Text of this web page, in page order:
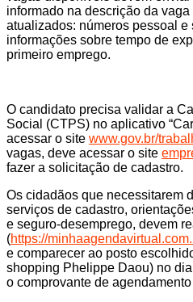
informado na descrição da
atualizados: números pessoal
informações sobre tempo de
primeiro emprego.
O candidato precisa validar a
Social (CTPS) no aplicativo
acessar o site www.gov.br/
vagas, deve acessar o site
fazer a solicitação de cadastro.
Os cidadãos que necessitarem
serviços de cadastro,
e seguro-desemprego, devem
(https://
e comparecer ao posto
shopping Phelippe Daou) no
o comprovante de